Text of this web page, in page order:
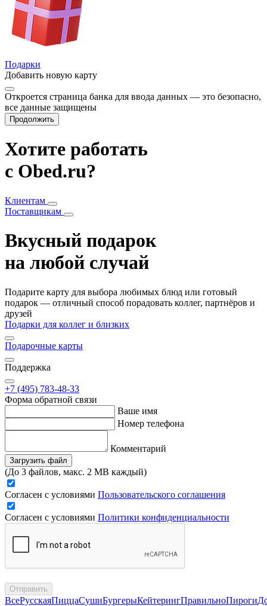
Подарки
Добавить новую карту
Откроется страница банка для ввода данных — это безопасно,
все данные защищены
Продолжить
Хотите работать
с Obed.ru?
Клиентам
Поставщикам
Вкусный подарок
на любой случай
Подарите карту для выбора любимых блюд или готовый
подарок — отличный способ порадовать коллег, партнёров и
друзей
Подарки для коллег и близких
Подарочные карты
Поддержка
+7 (495) 783-48-33
Форма обратной связи
Ваше имя
Номер телефона
Комментарий
Загрузить файл
(До 3 файлов, макс. 2 MB каждый)
Согласен с условиями Пользовательского соглашения
Согласен с условиями Политики конфиденциальности
Отправить
ВсеРусскаяПиццаСушиБургерыКейтерингПравильноПироги